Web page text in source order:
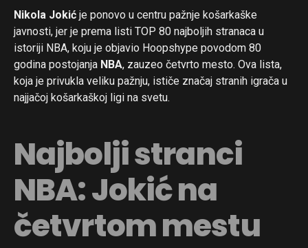
Nikola Jokić je ponovo u centru pažnje košarkaške
javnosti, jer je prema listi TOP 80 najboljih stranaca u
istoriji NBA, koju je objavio Hoopshype povodom 80
godina postojanja NBA, zauzeo četvrto mesto. Ova lista,
koja je privukla veliku pažnju, ističe značaj stranih igrača u
najjačoj košarkaškoj ligi na svetu.
Najbolji stranci
NBA: Jokić na
četvrtom mestu